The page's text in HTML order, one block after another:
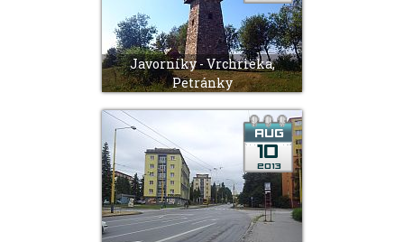
Javorníky - Vrchrieka,
Petránky